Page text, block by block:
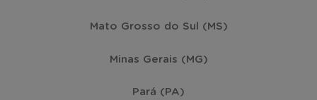
Mato Grosso do Sul (MS)
Minas Gerais (MG)
Pará (PA)